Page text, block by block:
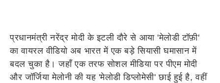
प्रधानमंत्री नरेंद्र मोदी के इटली दौरे से आया 'मेलोडी टॉफ़ी'
का वायरल वीडियो अब भारत में एक बड़े सियासी घमासान में
बदल चुका है। जहाँ एक तरफ सोशल मीडिया पर पीएम मोदी
और जॉर्जिया मेलोनी की यह 'मेलोडी डिप्लोमेसी' छाई हुई है, वहीं